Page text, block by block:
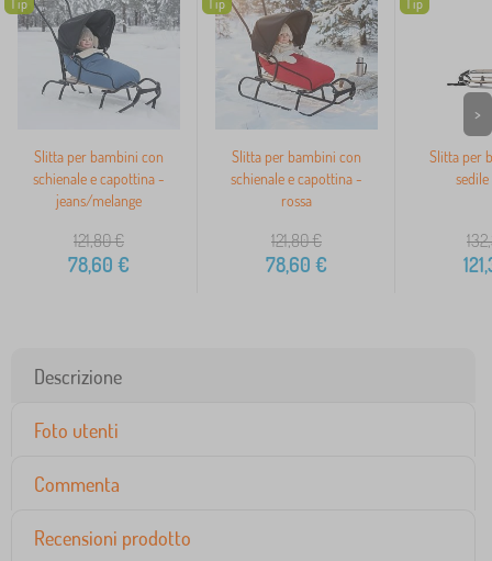
Tip
Slitta per bambini con
schienale e capottina -
jeans/melange
121,80€
78,60 €
Tip
Slitta per bambini con
schienale e capottina -
rossa
121,80€
78,60 €
Tip
Slitta per
>
Descrizione
Foto utenti
Commenta
Recensioni prodotto